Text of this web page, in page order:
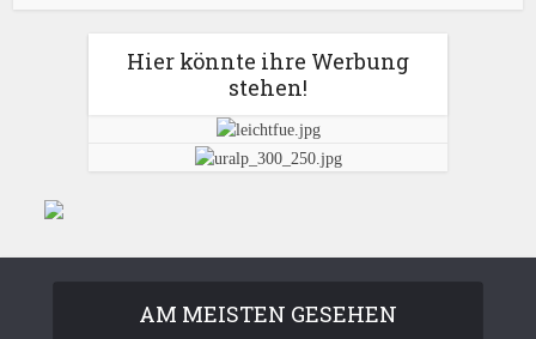
Hier könnte ihre Werbung
stehen!
AM MEISTEN GESEHEN